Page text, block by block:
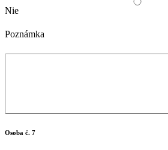
Nie
Poznámka
Osoba č. 7